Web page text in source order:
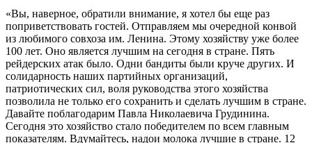
«Вы, наверное, обратили внимание, я хотел бы еще раз
поприветствовать гостей. Отправляем мы очередной конвой
из любимого совхоза им. Ленина. Этому хозяйству уже более
100 лет. Оно является лучшим на сегодня в стране. Пять
рейдерских атак было. Одни бандиты были круче других. И
солидарность наших партийных организаций,
патриотических сил, воля руководства этого хозяйства
позволила не только его сохранить и сделать лучшим в стране.
Давайте поблагодарим Павла Николаевича Грудинина.
Сегодня это хозяйство стало победителем по всем главным
показателям. Вдумайтесь, надои молока лучшие в стране. 12